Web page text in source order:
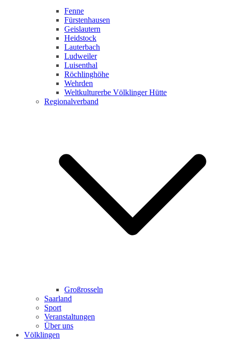
Fenne
Fürstenhausen
Geislautern
Heidstock
Lauterbach
Ludweiler
Luisenthal
Röchlinghöhe
Wehrden
Weltkulturerbe Völklinger Hütte
Regionalverband
Großrosseln
Saarland
Sport
Veranstaltungen
Über uns
Völklingen